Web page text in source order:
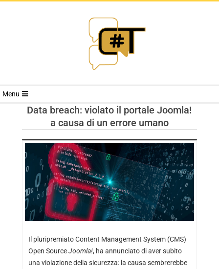
RIVISTA
TRENDS
Menu
Data breach: violato il portale Joomla!
a causa di un errore umano
Il pluripremiato Content Management System (CMS)
Open SourceJoomla!, ha annunciato di aver subito
una violazione della sicurezza: la causa sembrerebbe